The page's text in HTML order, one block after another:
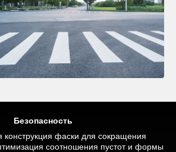
Безопасность
конструкция фаски для сокращения
соотношения пустот и формы
улучшения сопротивления качению и
равномерного износа
состав резиновой смеси протектора
уровень общих характеристик. Сегодня